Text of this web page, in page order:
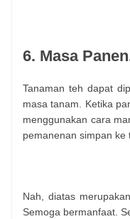
6. Masa
Tanaman teh dapat
masa tanam. Ketika
menggunakan cara
pemanenan simpan ke
Nah, diatas
Semoga bermanfaat.